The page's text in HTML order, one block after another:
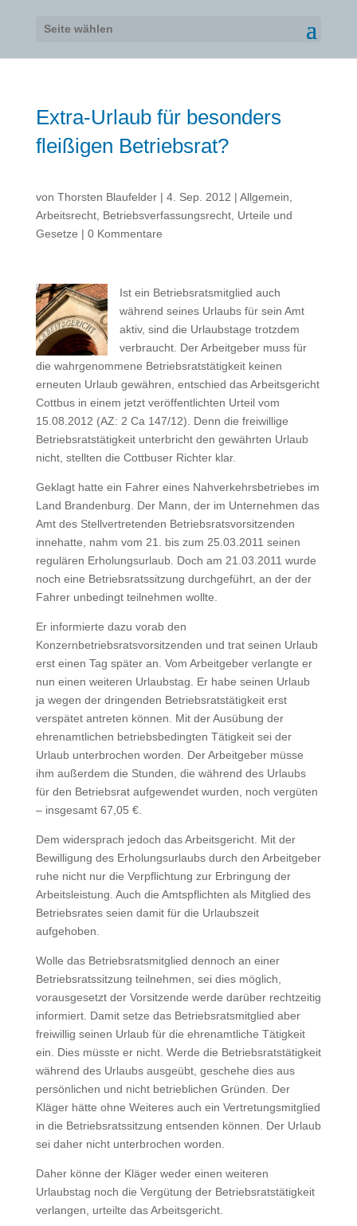
Seite wählen
Extra-Urlaub für besonders
fleißigen Betriebsrat?
von Thorsten Blaufelder| 4. Sep. 2012 | Allgemein
Arbeitsrecht, Betriebsverfassungsrecht, Urteile und
Gesetze | 0 Kommentare
Ist ein Betriebsratsmitglied auch
während seines Urlaubs für sein Amt
aktiv, sind die Urlaubstage trotzdem
verbraucht. Der Arbeitgeber muss für
die wahrgenommene Betriebsratstätigkeit keinen
erneuten Urlaub gewähren, entschied das Arbeitsgericht
Cottbus in einem jetzt veröffentlichten Urteil vom
15.08.2012 (AZ: 2 Ca 147/12). Denn die freiwillige
Betriebsratstätigkeit unterbricht den gewährten Urlaub
nicht, stellten die Cottbuser Richter klar.
Geklagt hatte ein Fahrer eines Nahverkehrsbetriebes im
Land Brandenburg. Der Mann, der im Unternehmen das
Amt des Stellvertretenden Betriebsratsvorsitzenden
innehatte, nahm vom 21. bis zum 25.03.2011 seinen
regulären Erholungsurlaub. Doch am 21.03.2011 wurde
noch eine Betriebsratssitzung durchgeführt, an der der
Fahrer unbedingt teilnehmen wollte.
Er informierte dazu vorab den
Konzernbetriebsratsvorsitzenden und trat seinen Urlaub
erst einen Tag später an. Vom Arbeitgeber verlangte er
nun einen weiteren Urlaubstag. Er habe seinen Urlaub
ja wegen der dringenden Betriebsratstätigkeit erst
verspätet antreten können. Mit der Ausübung der
ehrenamtlichen betriebsbedingten Tätigkeit sei der
Urlaub unterbrochen worden. Der Arbeitgeber müsse
ihm außerdem die Stunden, die während des Urlaubs
für den Betriebsrat aufgewendet wurden, noch vergüten
– insgesamt 67,05 €.
Dem widersprach jedoch das Arbeitsgericht. Mit der
Bewilligung des Erholungsurlaubs durch den Arbeitgeber
ruhe nicht nur die Verpflichtung zur Erbringung der
Arbeitsleistung. Auch die Amtspflichten als Mitglied des
Betriebsrates seien damit für die Urlaubszeit
aufgehoben.
Wolle das Betriebsratsmitglied dennoch an einer
Betriebsratssitzung teilnehmen, sei dies möglich,
vorausgesetzt der Vorsitzende werde darüber rechtzeitig
informiert. Damit setze das Betriebsratsmitglied aber
freiwillig seinen Urlaub für die ehrenamtliche Tätigkeit
ein. Dies müsste er nicht. Werde die Betriebsratstätigkeit
während des Urlaubs ausgeübt, geschehe dies aus
persönlichen und nicht betrieblichen Gründen. Der
Kläger hätte ohne Weiteres auch ein Vertretungsmitglied
in die Betriebsratssitzung entsenden können. Der Urlaub
sei daher nicht unterbrochen worden.
Daher könne der Kläger weder einen weiteren
Urlaubstag noch die Vergütung der Betriebsratstätigkeit
verlangen, urteilte das Arbeitsgericht.